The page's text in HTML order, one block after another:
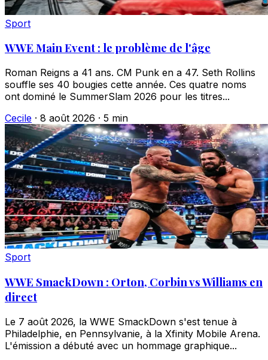
Sport
WWE Main Event : le problème de l'âge
Roman Reigns a 41 ans. CM Punk en a 47. Seth Rollins
souffle ses 40 bougies cette année. Ces quatre noms
ont dominé le SummerSlam 2026 pour les titres...
Cecile · 8 août 2026 · 5 min
Sport
WWE SmackDown : Orton, Corbin vs Williams en
direct
Le 7 août 2026, la WWE SmackDown s'est tenue à
Philadelphie, en Pennsylvanie, à la Xfinity Mobile Arena.
L'émission a débuté avec un hommage graphique...